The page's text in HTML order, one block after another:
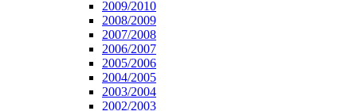
2009/2010
2008/2009
2007/2008
2006/2007
2005/2006
2004/2005
2003/2004
2002/2003